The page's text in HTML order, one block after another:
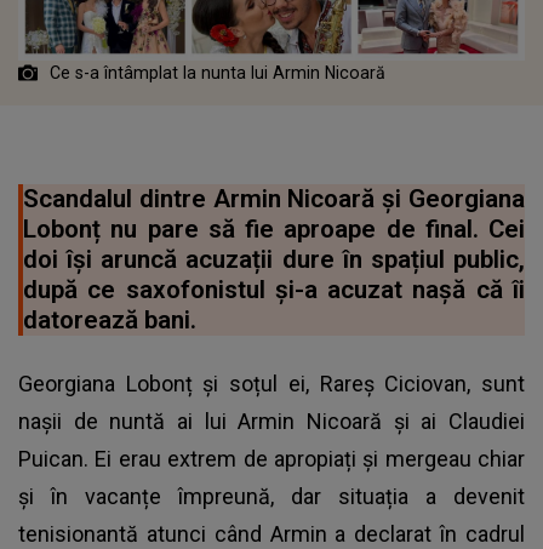
Ce s-a întâmplat la nunta lui Armin Nicoară
Scandalul dintre Armin Nicoară și Georgiana
Lobonț nu pare să fie aproape de final. Cei
doi își aruncă acuzații dure în spațiul public,
după ce saxofonistul și-a acuzat nașă că îi
datorează bani.
Georgiana Lobonț și soțul ei, Rareș Ciciovan, sunt
nașii de nuntă ai lui Armin Nicoară și ai Claudiei
Puican. Ei erau extrem de apropiați și mergeau chiar
și în vacanțe împreună, dar situația a devenit
tenisionantă atunci când Armin a declarat în cadrul